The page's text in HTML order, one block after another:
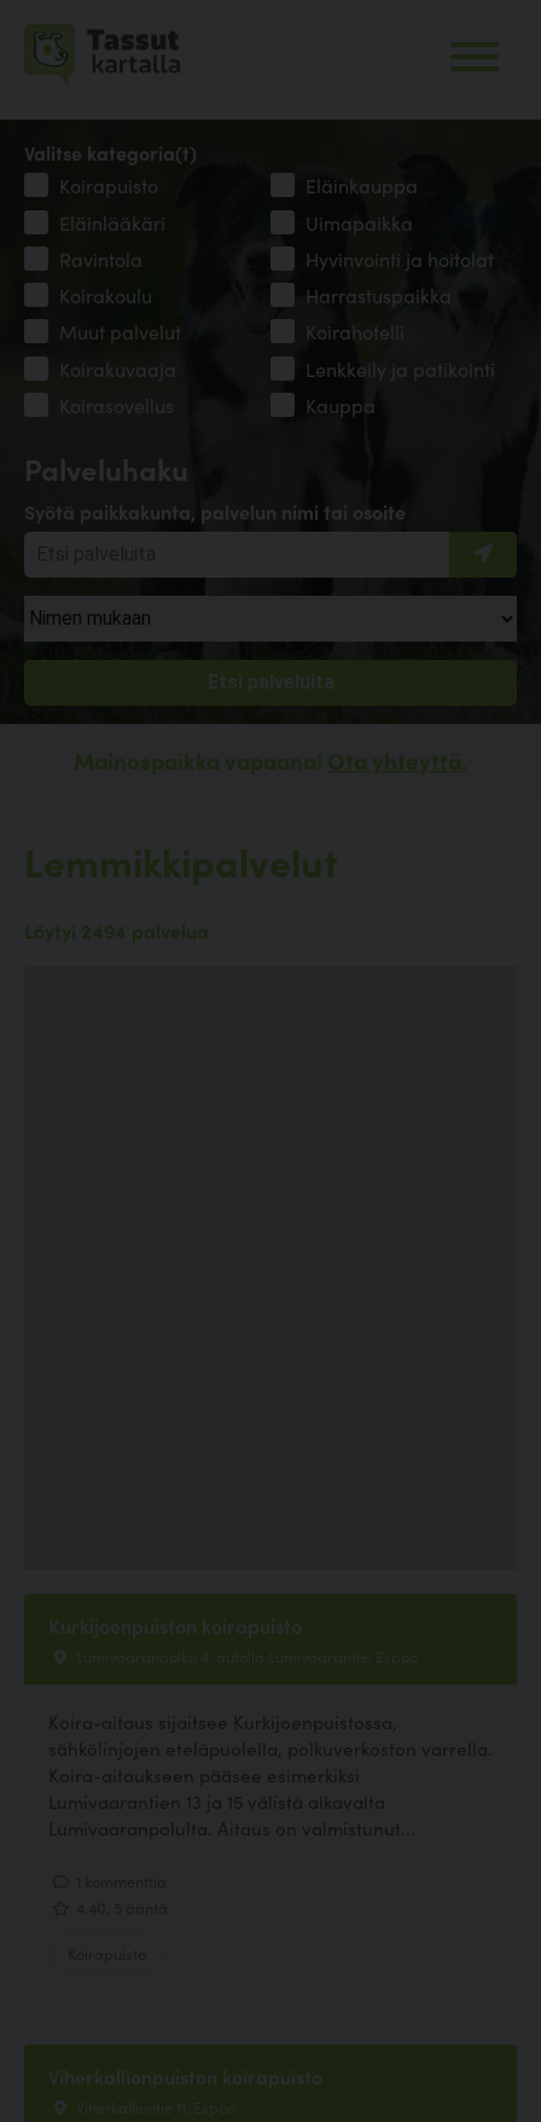
Palveluhaku
Syötä paikkakunta, palvelun nimi tai osoite
Valitse kategoria(t)
Koirapuisto
Eläinkauppa
Eläinlääkäri
Uimapaikka
Ravintola
Hyvinvointi ja hoitolat
Koirakoulu
Harrastuspaikka
Muut palvelut
Koirahotelli
Koirakuvaaja
Lenkkeily ja patikointi
Koirasovellus
Kauppa
Mainospaikka vapaana! Ota yhteyttä.
Lemmikkipalvelut
Löytyi 2494 palvelua
Kurkijoenpuiston koirapuisto
Lumivaaranpolku 4, autolla Lumivaarantie, Espoo
Koira-aitaus sijaitsee Kurkijoenpuistossa,
sähkölinjojen eteläpuolella, polkuverkoston varrella.
Koira-aitaukseen pääsee esimerkiksi
Lumivaarantien 13 ja 15 välistä alkavalta
Lumivaaranpolulta. Aitaus on valmistunut...
Viherkallionpuiston koirapuisto
Viherkalliontie 11, Espoo